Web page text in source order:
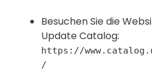
Besuchen Sie die
Update Catalog:
https://
/